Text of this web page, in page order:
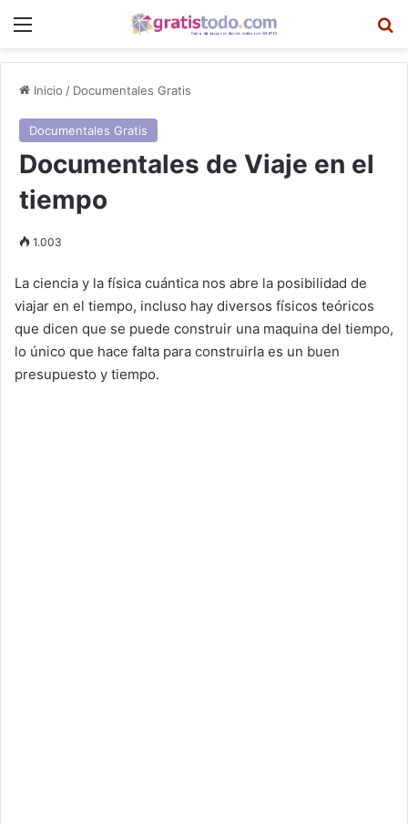
Menú
Inicio / Documentales Gratis
Documentales Gratis
Documentales de Viaje en el
tiempo
1.003
La ciencia y la física cuántica nos abre la posibilidad de
viajar en el tiempo, incluso hay diversos físicos teóricos
que dicen que se puede construir una maquina del tiempo,
lo único que hace falta para construirla es un buen
presupuesto y tiempo.